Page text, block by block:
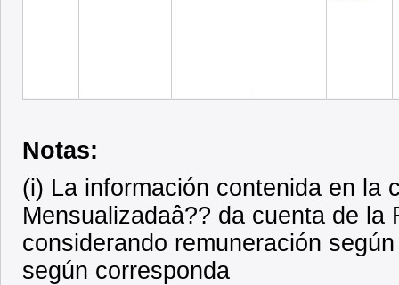
Notas:
(i) La información contenida en la
Mensualizadaâ?? da cuenta de
considerando remuneración
según corresponda